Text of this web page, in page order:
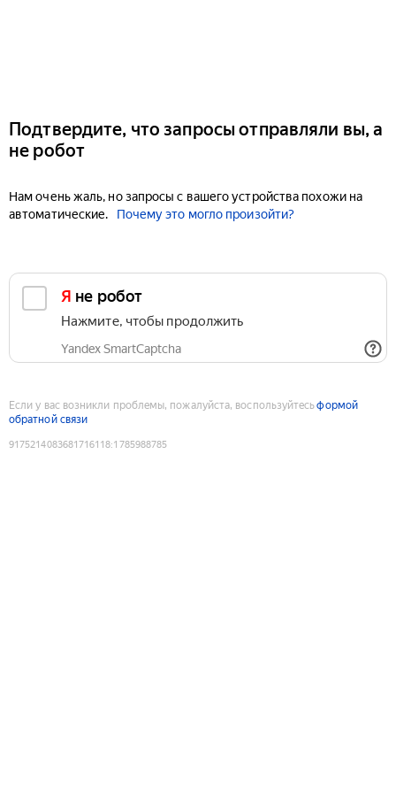
Подтвердите, что запросы отправляли вы, а
не робот
Нам очень жаль, но запросы с вашего устройства похожи на
автоматические.
Почему это могло произойти?
Я не робот
Нажмите, чтобы продолжить
Yandex SmartCaptcha
Если у вас возникли проблемы, пожалуйста, воспользуйтесьформой
обратной связи
9175214083681716118:1785988785